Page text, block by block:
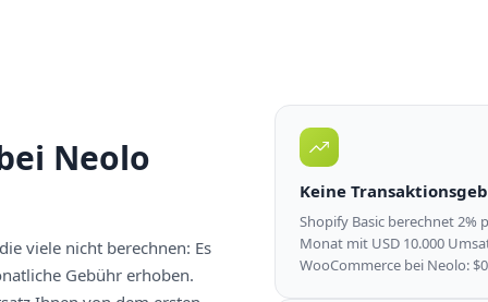
Neolo
viele nicht berechnen: Es
Gebühr erhoben.
Keine
Shopify Basic berechnet
Monat mit USD 10.000
WooCommerce bei Neolo: